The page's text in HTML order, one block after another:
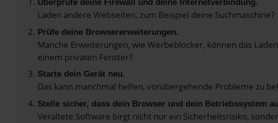
Überprüfe deine Firewall und deine Internetverbindung.
Laden andere Webseiten, zum Beispiel deine Suchmaschine?
Prüfe deine Browsererweiterungen.
Manche Erweiterungen, wie Werbeblocker, können das
einem privaten Fenster?
Starte dein Gerät neu.
Das kann manchmal helfen, vorübergehende Probleme zu
Stelle sicher, dass dein Browser und dein Betriebssystem
Veraltete Software birgt nicht nur ein Sicherheitsrisiko,